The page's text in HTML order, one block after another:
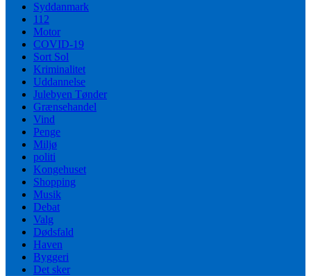
Syddanmark
112
Motor
COVID-19
Sort Sol
Kriminalitet
Uddannelse
Julebyen Tønder
Grænsehandel
Vind
Penge
Miljø
politi
Kongehuset
Shopping
Musik
Debat
Valg
Dødsfald
Haven
Byggeri
Det sker